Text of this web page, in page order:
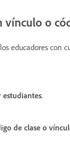
vínculo o
educadores con
estudiantes.
de clase o